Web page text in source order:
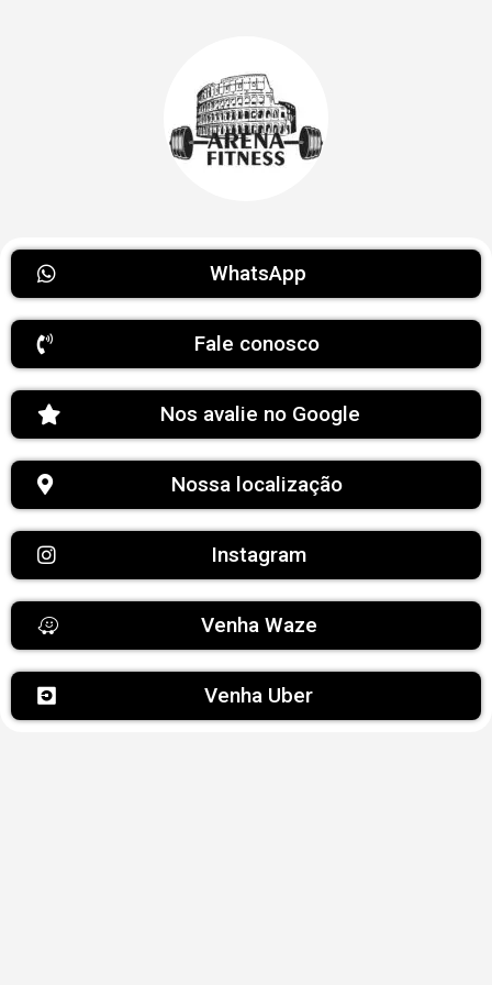
WhatsApp
Fale conosco
Nos avalie no Google
Nossa localização
Instagram
Venha Waze
Venha Uber